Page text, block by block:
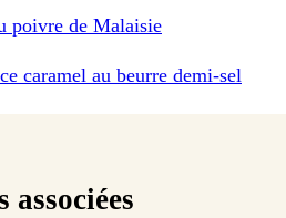
poivre de Malaisie
caramel au beurre demi-sel
associées